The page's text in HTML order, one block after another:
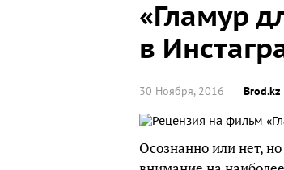
«Гламур
в
30 Ноября, 2016 Brod.kz
Осознанно или нет,